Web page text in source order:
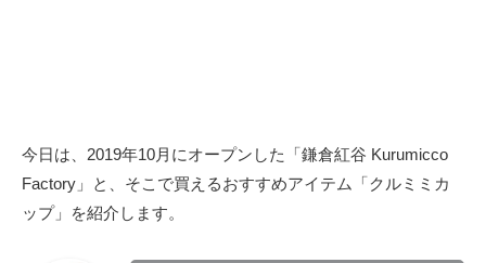
今日は、2019年10月にオープンした「鎌倉紅谷 Kurumicco
Factory」と、そこで買えるおすすめアイテム「クルミミカ
ップ」を紹介します。